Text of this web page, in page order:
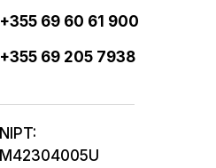
+355 69 60 61 900
+355 69 205 7938
NIPT:
M42304005U